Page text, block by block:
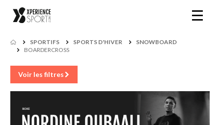
SPORTIFS SPORTS D'HIVER
SNOWBOARD
BOARDERCROSS
Voir les filtres